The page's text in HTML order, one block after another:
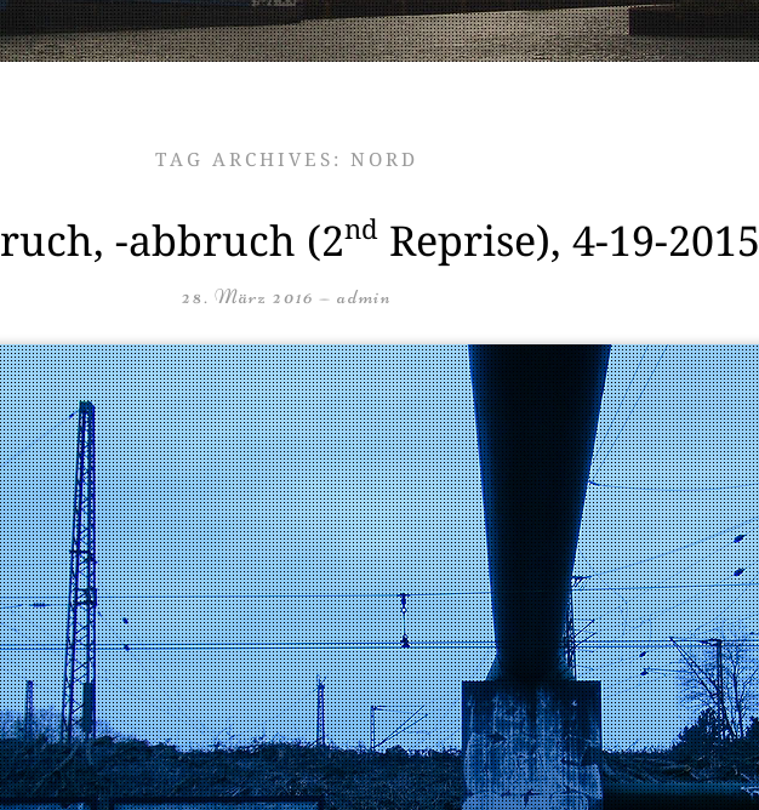
TAG ARCHIVES:NORD
-abbruch (2ndReprise), 4-19-2015
28. März 2016 —admin